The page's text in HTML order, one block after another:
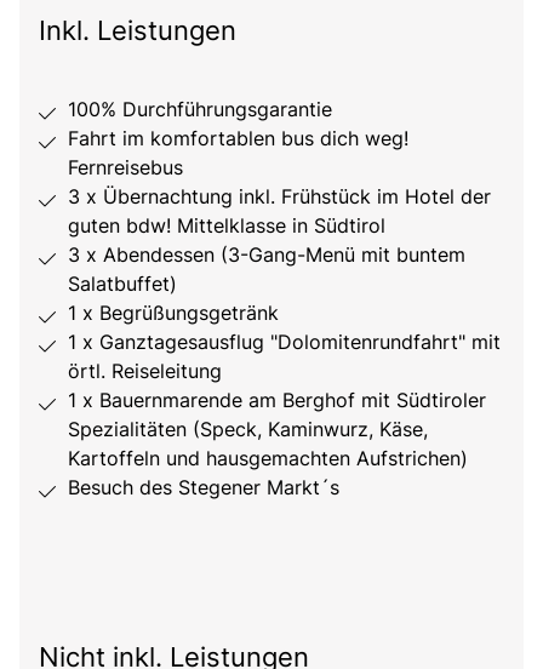
Inkl. Leistungen
100% Durchführungsgarantie
Fahrt im komfortablen bus dich weg!
Fernreisebus
3 x Übernachtung inkl. Frühstück im Hotel der
guten bdw! Mittelklasse in Südtirol
3 x Abendessen (3-Gang-Menü mit buntem
Salatbuffet)
1 x Begrüßungsgetränk
1 x Ganztagesausflug "Dolomitenrundfahrt" mit
örtl. Reiseleitung
1 x Bauernmarende am Berghof mit Südtiroler
Spezialitäten (Speck, Kaminwurz, Käse,
Kartoffeln und hausgemachten Aufstrichen)
Besuch des Stegener Markt´s
Nicht inkl. Leistungen